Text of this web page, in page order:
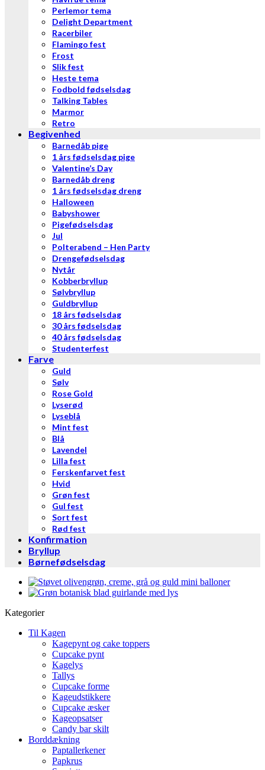
Perlemor tema
Delight Department
Racerbiler
Flamingo fest
Frost
Slik fest
Heste tema
Fodbold fødselsdag
Talking Tables
Marmor
Retro
Begivenhed
Barnedåb pige
1 års fødselsdag pige
Valentine’s Day
Barnedåb dreng
1 års fødselsdag dreng
Halloween
Babyshower
Pigefødselsdag
Jul
Polterabend – Hen Party
Drengefødselsdag
Nytår
Kobberbryllup
Sølvbryllup
Guldbryllup
18 års fødselsdag
30 års fødselsdag
40 års fødselsdag
Studenterfest
Farve
Guld
Sølv
Rose Gold
Lyserød
Lyseblå
Mint fest
Blå
Lavendel
Lilla fest
Ferskenfarvet fest
Hvid
Grøn fest
Gul fest
Sort fest
Rød fest
Konfirmation
Bryllup
Børnefødselsdag
Kategorier
Til Kagen
Kagepynt og cake toppers
Cupcake pynt
Kagelys
Tallys
Cupcake forme
Kageudstikkere
Cupcake æsker
Kageopsatser
Candy bar skilt
Borddækning
Paptallerkener
Papkrus